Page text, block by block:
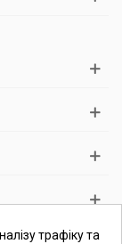
в ЄДР 2 673 000
трафіку та